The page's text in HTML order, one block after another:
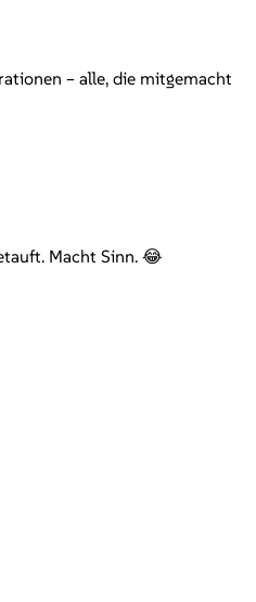
– alle, die mitgemacht
Macht Sinn. 😂